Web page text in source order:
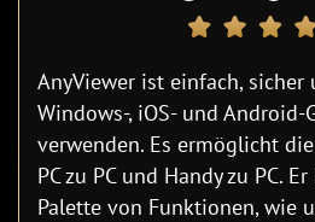
AnyViewer ist einfach,
Windows-, iOS- und Android-
verwenden. Es ermöglicht
PC zu PC und Handy zu PC.
Palette von Funktionen, wie